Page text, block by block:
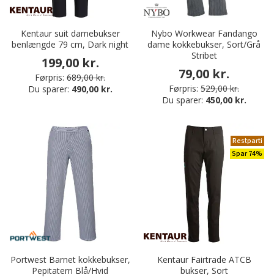
Kentaur suit damebukser
benlængde 79 cm, Dark night
199,00 kr.
Førpris: 689,00 kr.
Du sparer: 490,00 kr.
Nybo Workwear Fandango
dame kokkebukser, Sort/Grå
Stribet
79,00 kr.
Førpris: 529,00 kr.
Du sparer: 450,00 kr.
Portwest Barnet kokkebukser,
Pepitatern Blå/Hvid
Restparti
Spar 74%
Kentaur Fairtrade ATCB
bukser, Sort